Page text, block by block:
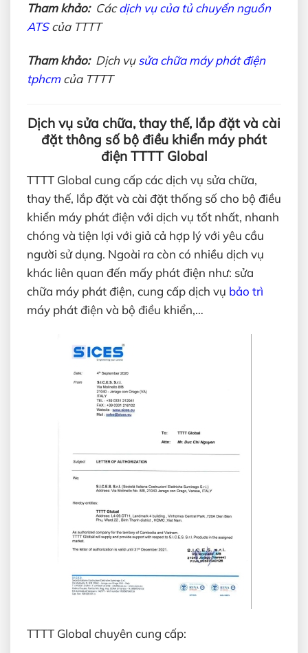
Tham khảo: Cácdịch vụ của tủ chuyển nguồn
ATScủa TTTT
Tham khảo: Dịch vụsửa chữa máy phát điện
tphcmcủa TTTT
Dịch vụ sửa chữa, thay thế, lắp đặt và cài
đặt thông số bộ điều khiển máy phát
điện TTTT Global
TTTT Global cung cấp các dịch vụ sửa chữa,
thay thế, lắp đặt và cài đặt thống số cho bộ điều
khiển máy phát điện với dịch vụ tốt nhất, nhanh
chóng và tiện lợi với giả cả hợp lý với yêu cầu
người sử dụng. Ngoài ra còn có nhiều dịch vụ
khác liên quan đến mấy phát điện như: sửa
chữa máy phát điện, cung cấp dịch vụ bảo trì
máy phát điện và bộ điều khiển,…
TTTT Global chuyên cung cấp: